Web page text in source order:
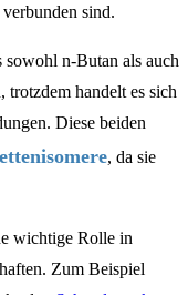
sind.
sowohl n-Butan als auch
handelt es sich
Diese beiden
, da sie
wichtige Rolle in
Zum Beispiel